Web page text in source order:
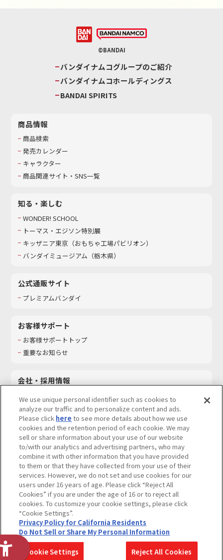
©BANDAI
バンダイナムコグループのご紹介
バンダイナムコホールディングス
BANDAI SPIRITS
商品情報
商品検索
発売カレンダー
キャラクター
商品関連サイト・SNS一覧
知る・楽しむ
WONDER! SCHOOL
トーマス・エジソン特別展
キッザニア東京（おもちゃ工場パビリオン）​
バンダイミュージアム（栃木県）
公式通販サイト
プレミアムバンダイ
お客様サポート
お客様サポートトップ
重要なお知らせ
会社・採用情報
採用情報
サステナビリティ
お問い合わせ
ウェブサイトご利用条件 ソーシャルメディアポリシー
個人情報及び特定個人情報等の取り扱いに関する保護方針
Do Not Sell or Share My Personal Information著作権・商標について
カスタマーハラスメントに対する基本的な対応方針
コピーライト一覧を表示する
We use unique personal identifier such as cookies to
analyze our traffic and to personalize content and ads.
Please click here to see more details about how we use
cookies and the retention period of each cookie. We may
sell or share information about your use of our website
to/with our analytics and advertising partners, who may
combine it with other information that you have provided
to them or that they have collected from your use of their
services. However, we do not set and use cookies for our
users under 16 years of age. Please click “Reject All
Cookies” if you are under the age of 16 or to reject all
cookies. To customize your cookie settings, please click
“Cookie Settings”.
Privacy Policy for California Residents
Do Not Sell or Share My Personal Information
Cookie Settings Reject All Cookies